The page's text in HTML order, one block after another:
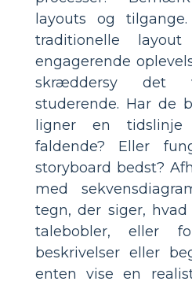
layouts og
traditionelle
engagerende
skræddersy
studerende. Har de
ligner en
faldende? Eller
storyboard bedst?
med
tegn, der siger,
talebobler, eller
beskrivelser eller
enten vise en